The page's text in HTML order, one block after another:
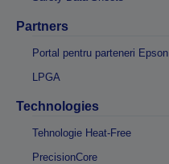
Partners
Portal pentru parteneri Epson
LPGA
Technologies
Tehnologie Heat-Free
PrecisionCore